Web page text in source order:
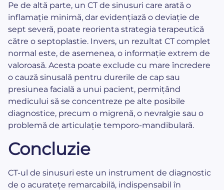
Pe de altă parte, un CT de sinusuri care arată o
inflamație minimă, dar evidențiază o deviație de
sept severă, poate reorienta strategia terapeutică
către o septoplastie. Invers, un rezultat CT complet
normal este, de asemenea, o informație extrem de
valoroasă. Acesta poate exclude cu mare încredere
o cauză sinusală pentru durerile de cap sau
presiunea facială a unui pacient, permițând
medicului să se concentreze pe alte posibile
diagnostice, precum o migrenă, o nevralgie sau o
problemă de articulație temporo-mandibulară.
Concluzie
CT-ul de sinusuri este un instrument de diagnostic
de o acuratețe remarcabilă, indispensabil în